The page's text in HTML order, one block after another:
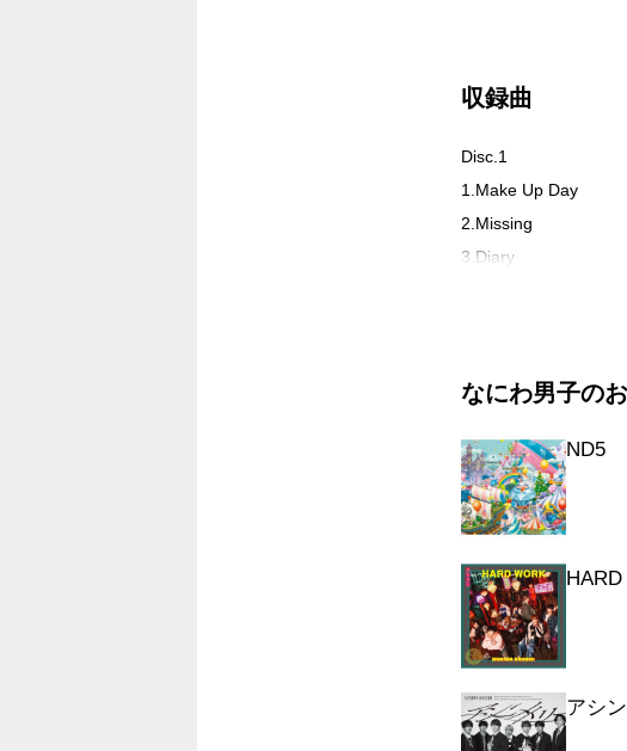
収録曲
Disc.1
1.Make Up Day
2.Missing
3.Diary
1.Make Up Day
3.Make Up Day
4.Make Up Day
なにわ男子の
ND5
アシ